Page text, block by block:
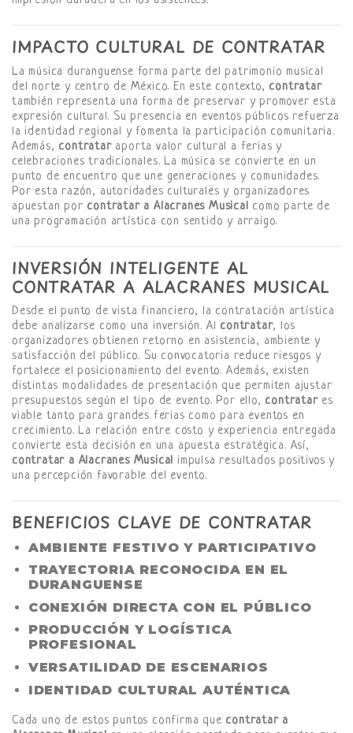
IMPACTO CULTURAL DE CONTRATAR
La música duranguense forma parte del patrimonio musical
del norte y centro de México. En este contexto, contratar
también representa una forma de preservar y promover esta
expresión cultural. Su presencia en eventos públicos refuerza
la identidad regional y fomenta la participación comunitaria.
Además, contrataraporta valor cultural a ferias y
celebraciones tradicionales. La música se convierte en un
punto de encuentro que une generaciones y comunidades.
Por esta razón, autoridades culturales y organizadores
apuestan por contratar a Alacranes Musical como parte de
una programación artística con sentido y arraigo.
INVERSIÓN INTELIGENTE AL
CONTRATAR A ALACRANES MUSICAL
Desde el punto de vista financiero, la contratación artística
debe analizarse como una inversión. Al contratar, los
organizadores obtienen retorno en asistencia, ambiente y
satisfacción del público. Su convocatoria reduce riesgos y
fortalece el posicionamiento del evento. Además, existen
distintas modalidades de presentación que permiten ajustar
presupuestos según el tipo de evento. Por ello, contratar es
viable tanto para grandes ferias como para eventos en
crecimiento. La relación entre costo y experiencia entregada
convierte esta decisión en una apuesta estratégica. Así,
contratar a Alacranes Musical impulsa resultados positivos y
una percepción favorable del evento.
BENEFICIOS CLAVE DE CONTRATAR
AMBIENTE FESTIVO Y PARTICIPATIVO
TRAYECTORIA RECONOCIDA EN EL
DURANGUENSE
CONEXIÓN DIRECTA CON EL PÚBLICO
PRODUCCIÓN Y LOGÍSTICA
PROFESIONAL
VERSATILIDAD DE ESCENARIOS
IDENTIDAD CULTURAL AUTÉNTICA
Cada uno de estos puntos confirma que contratar a